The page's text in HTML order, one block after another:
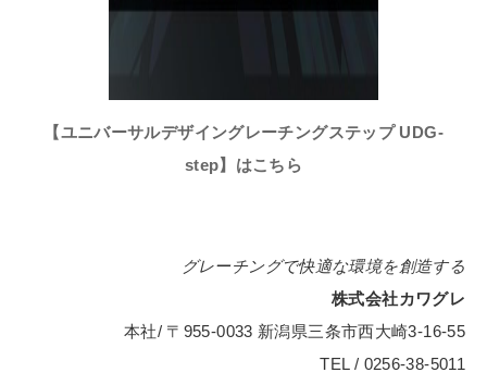
【ユニバーサルデザイングレーチングステップ UDG-
step】はこちら
グレーチングで快適な環境を創造する
株式会社カワグレ
本社/ 〒955-0033 新潟県三条市西大崎3-16-55
TEL / 0256-38-5011